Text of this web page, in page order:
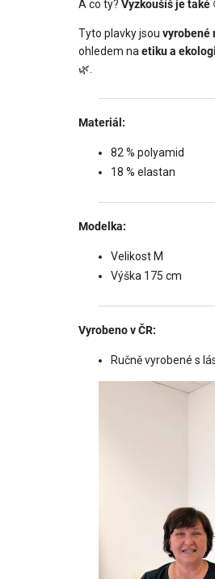
A co ty? Vyzkoušíš je také
Tyto plavky jsou vyrobené
ohledem naetiku a
🌿.
Materiál:
82 % polyamid
18 % elastan
Modelka:
Velikost M
Výška 175 cm
Vyrobeno v ČR:
Ručně vyrobené s